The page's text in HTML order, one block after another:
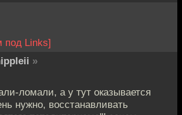
под Links]
»
ломали, а у тут оказывается
нужно, восстанавливать